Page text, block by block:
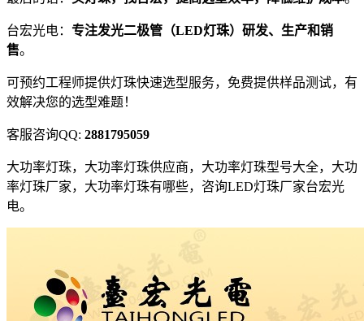
台宏光电： 专注发光二极管（LED灯珠）研发、生产和销
售。
可预约工程师提供灯珠快速选型服务，免费提供样品测试，有
效解决您的选型难题！
客服咨询QQ: 2881795059
大功率灯珠，大功率灯珠供应商，大功率灯珠型号大全，大功
率灯珠厂家，大功率灯珠有哪些，咨询LED灯珠厂家台宏光
电。